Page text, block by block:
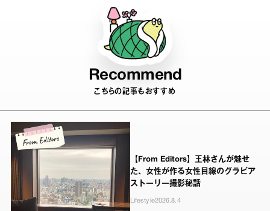
Recommend
こちらの記事もおすすめ
【From Editors】王林さんが魅せ
た、女性が作る女性目線のグラビア
ストーリー撮影秘話
Lifestyle2026.8.4